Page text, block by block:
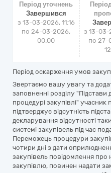
Період уточнень
Завершився
з 13-03-2026, 11:16
по 24-03-2026,
00:00
з 13-03-
по 27-
Період оскарження умов
Звертаємо вашу увагу та
заповненні розділу "Підстави
процедурі закупівлі" учасник
підтверджує відсутність
декларування відсутності
системі закупівель під час
Переможець процедури
чотири дні з дати
закупівель повідомлення про
закупівлю, повинен надати